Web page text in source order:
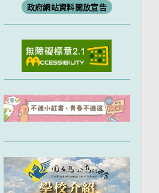
政府網站資料開放宣告